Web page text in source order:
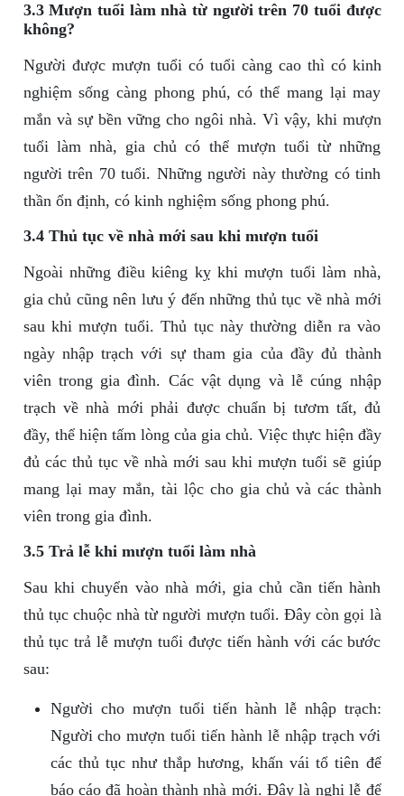
3.3 Mượn tuổi làm nhà từ người trên 70 tuổi được
không?
Người được mượn tuổi có tuổi càng cao thì có kinh
nghiệm sống càng phong phú, có thể mang lại may
mắn và sự bền vững cho ngôi nhà. Vì vậy, khi mượn
tuổi làm nhà, gia chủ có thể mượn tuổi từ những
người trên 70 tuổi. Những người này thường có tinh
thần ổn định, có kinh nghiệm sống phong phú.
3.4 Thủ tục về nhà mới sau khi mượn tuổi
Ngoài những điều kiêng kỵ khi mượn tuổi làm nhà,
gia chủ cũng nên lưu ý đến những thủ tục về nhà mới
sau khi mượn tuổi. Thủ tục này thường diễn ra vào
ngày nhập trạch với sự tham gia của đầy đủ thành
viên trong gia đình. Các vật dụng và lễ cúng nhập
trạch về nhà mới phải được chuẩn bị tươm tất, đủ
đầy, thể hiện tấm lòng của gia chủ. Việc thực hiện đầy
đủ các thủ tục về nhà mới sau khi mượn tuổi sẽ giúp
mang lại may mắn, tài lộc cho gia chủ và các thành
viên trong gia đình.
3.5 Trả lễ khi mượn tuổi làm nhà
Sau khi chuyển vào nhà mới, gia chủ cần tiến hành
thủ tục chuộc nhà từ người mượn tuổi. Đây còn gọi là
thủ tục trả lễ mượn tuổi được tiến hành với các bước
sau:
Người cho mượn tuổi tiến hành lễ nhập trạch:
Người cho mượn tuổi tiến hành lễ nhập trạch với
các thủ tục như thắp hương, khấn vái tổ tiên để
báo cáo đã hoàn thành nhà mới. Đây là nghi lễ để